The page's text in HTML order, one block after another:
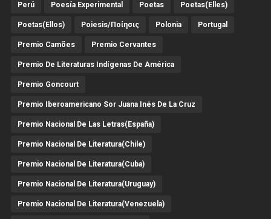
Perú Poesía Experimental Poetas Poetas(Elles)
Poetas(Ellos) Poiesis/ποίησις Polonia Portugal
Premio Camões Premio Cervantes
Premio De Literaturas Indígenas De América
Premio Goncourt
Premio Iberoamericano Sor Juana Inés De La Cruz
Premio Nacional De Las Letras(España)
Premio Nacional De Literatura(Chile)
Premio Nacional De Literatura(Cuba)
Premio Nacional De Literatura(Uruguay)
Premio Nacional De Literatura(Venezuela)